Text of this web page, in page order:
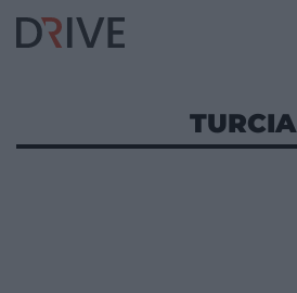
TURCIA